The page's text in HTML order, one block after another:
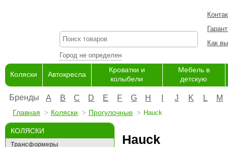
Город не определен
Как
Коляски Автокресла
Кроватки и
колыбели
Мебель в
детскую
Бренды A B C D E F G H J K L M
Главная Коляски Прогулочные Hauck
КОЛЯСКИ
Трансформеры
Hauck